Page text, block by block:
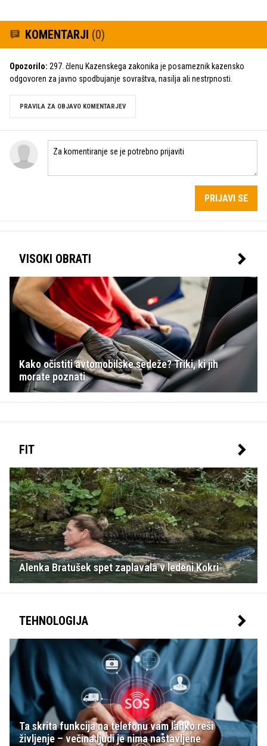
KOMENTARJI (0)
Opozorilo: 297. členu Kazenskega zakonika je posameznik kazensko
odgovoren za javno spodbujanje sovraštva, nasilja ali nestrpnosti.
PRAVILA ZA OBJAVO KOMENTARJEV
PRIJAVI SE
VISOKI OBRATI
Kako očistiti avtomobilske sedeže? Triki, ki jih
morate poznati
FIT
Alenka Bratušek spet zaplavala v ledeni Kokri
TEHNOLOGIJA
Ta skrita funkcija na telefonu vam lahko reši
življenje – večina ljudi je nima nastavljene